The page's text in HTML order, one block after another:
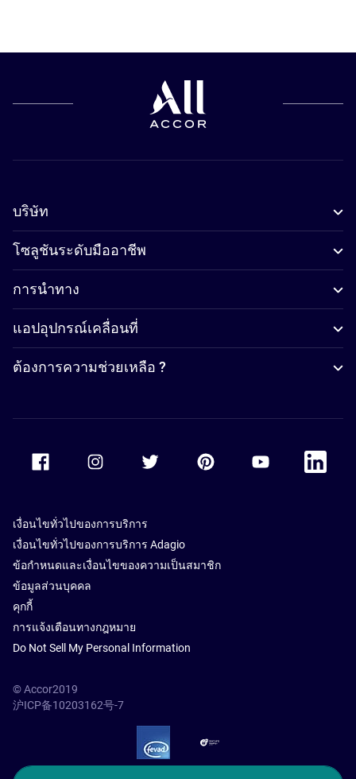
บริษัท
โซลูชันระดับมืออาชีพ
การนำทาง
แอปอุปกรณ์เคลื่อนที่
ต้องการความช่วยเหลือ ?
Accor Facebook Accor TwitterAccor PinterestAccor Youtube
Accor
เงื่อนไขทั่วไปของการบริการ
เงื่อนไขทั่วไปของการบริการ Adagio
ข้อกำหนดและเงื่อนไขของความเป็นสมาชิก
ข้อมูลส่วนบุคคล
คุกกี้
การแจ้งเตือนทางกฎหมาย
Do Not Sell My Personal Information
© Accor2019
沪ICP备10203162号-7